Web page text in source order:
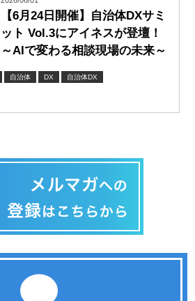
【6月24日開催】自治体DXサミ
ット Vol.3にアイネスが登壇！
～AIで変わる相談現場の未来～
自治体 DX 自治体DX